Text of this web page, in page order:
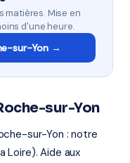
matières. Mise en
d'une heure.
sur-Yon →
sur-Yon
sur-Yon : notre
Loire). Aide aux